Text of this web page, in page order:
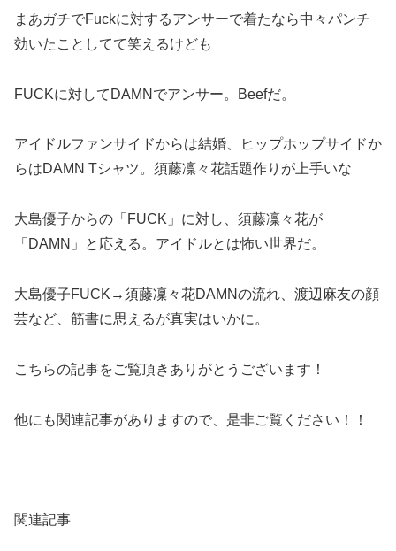
まあガチでFuckに対するアンサーで着たなら中々パンチ
効いたことしてて笑えるけども
FUCKに対してDAMNでアンサー。Beefだ。
アイドルファンサイドからは結婚、ヒップホップサイドか
らはDAMN Tシャツ。須藤凜々花話題作りが上手いな
大島優子からの「FUCK」に対し、須藤凜々花が
「DAMN」と応える。アイドルとは怖い世界だ。
大島優子FUCK→須藤凜々花DAMNの流れ、渡辺麻友の顔
芸など、筋書に思えるが真実はいかに。
こちらの記事をご覧頂きありがとうございます！
他にも関連記事がありますので、是非ご覧ください！！
関連記事